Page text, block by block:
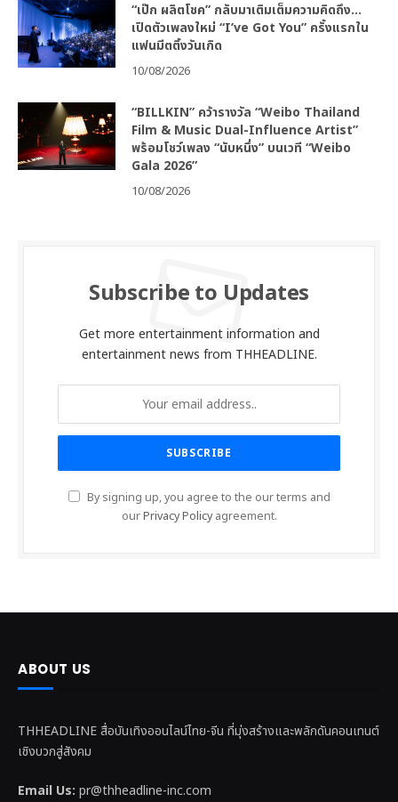
“เป๊ก ผลิตโชค” กลับมาเติมเต็มความคิดถึง…
เปิดตัวเพลงใหม่ “I’ve Got You” ครั้งแรกใน
แฟนมีตติ้งวันเกิด
10/08/2026
“BILLKIN” คว้ารางวัล “Weibo Thailand
Film & Music Dual-Influence Artist”
พร้อมโชว์เพลง “นับหนึ่ง” บนเวที “Weibo
Gala 2026”
10/08/2026
Subscribe to Updates
Get more entertainment information and
entertainment news from THHEADLINE.
By signing up, you agree to the our terms and
ourPrivacy Policyagreement.
ABOUT US
THHEADLINE สื่อบันเทิงออนไลน์ไทย-จีน ที่มุ่งสร้างและพลักดันคอนเทนต์
เชิงบวกสู่สังคม
Email Us: pr@thheadline-inc.com